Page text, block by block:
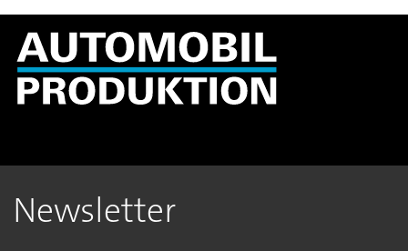
Newsletter